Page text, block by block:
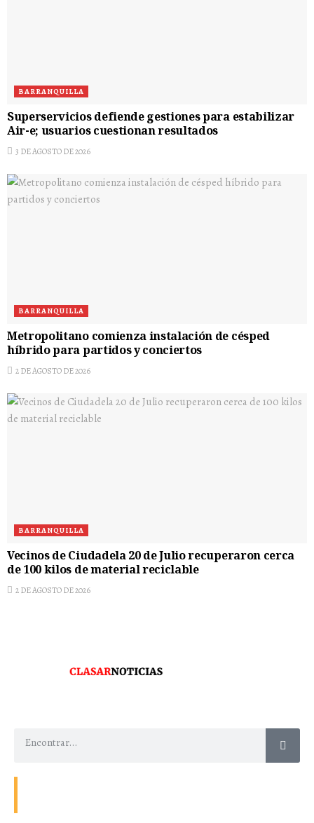
BARRANQUILLA
Superservicios defiende gestiones para estabilizar
Air-e; usuarios cuestionan resultados
3 DE AGOSTO DE 2026
BARRANQUILLA
Metropolitano comienza instalación de césped
híbrido para partidos y conciertos
2 DE AGOSTO DE 2026
BARRANQUILLA
Vecinos de Ciudadela 20 de Julio recuperaron cerca
de 100 kilos de material reciclable
2 DE AGOSTO DE 2026